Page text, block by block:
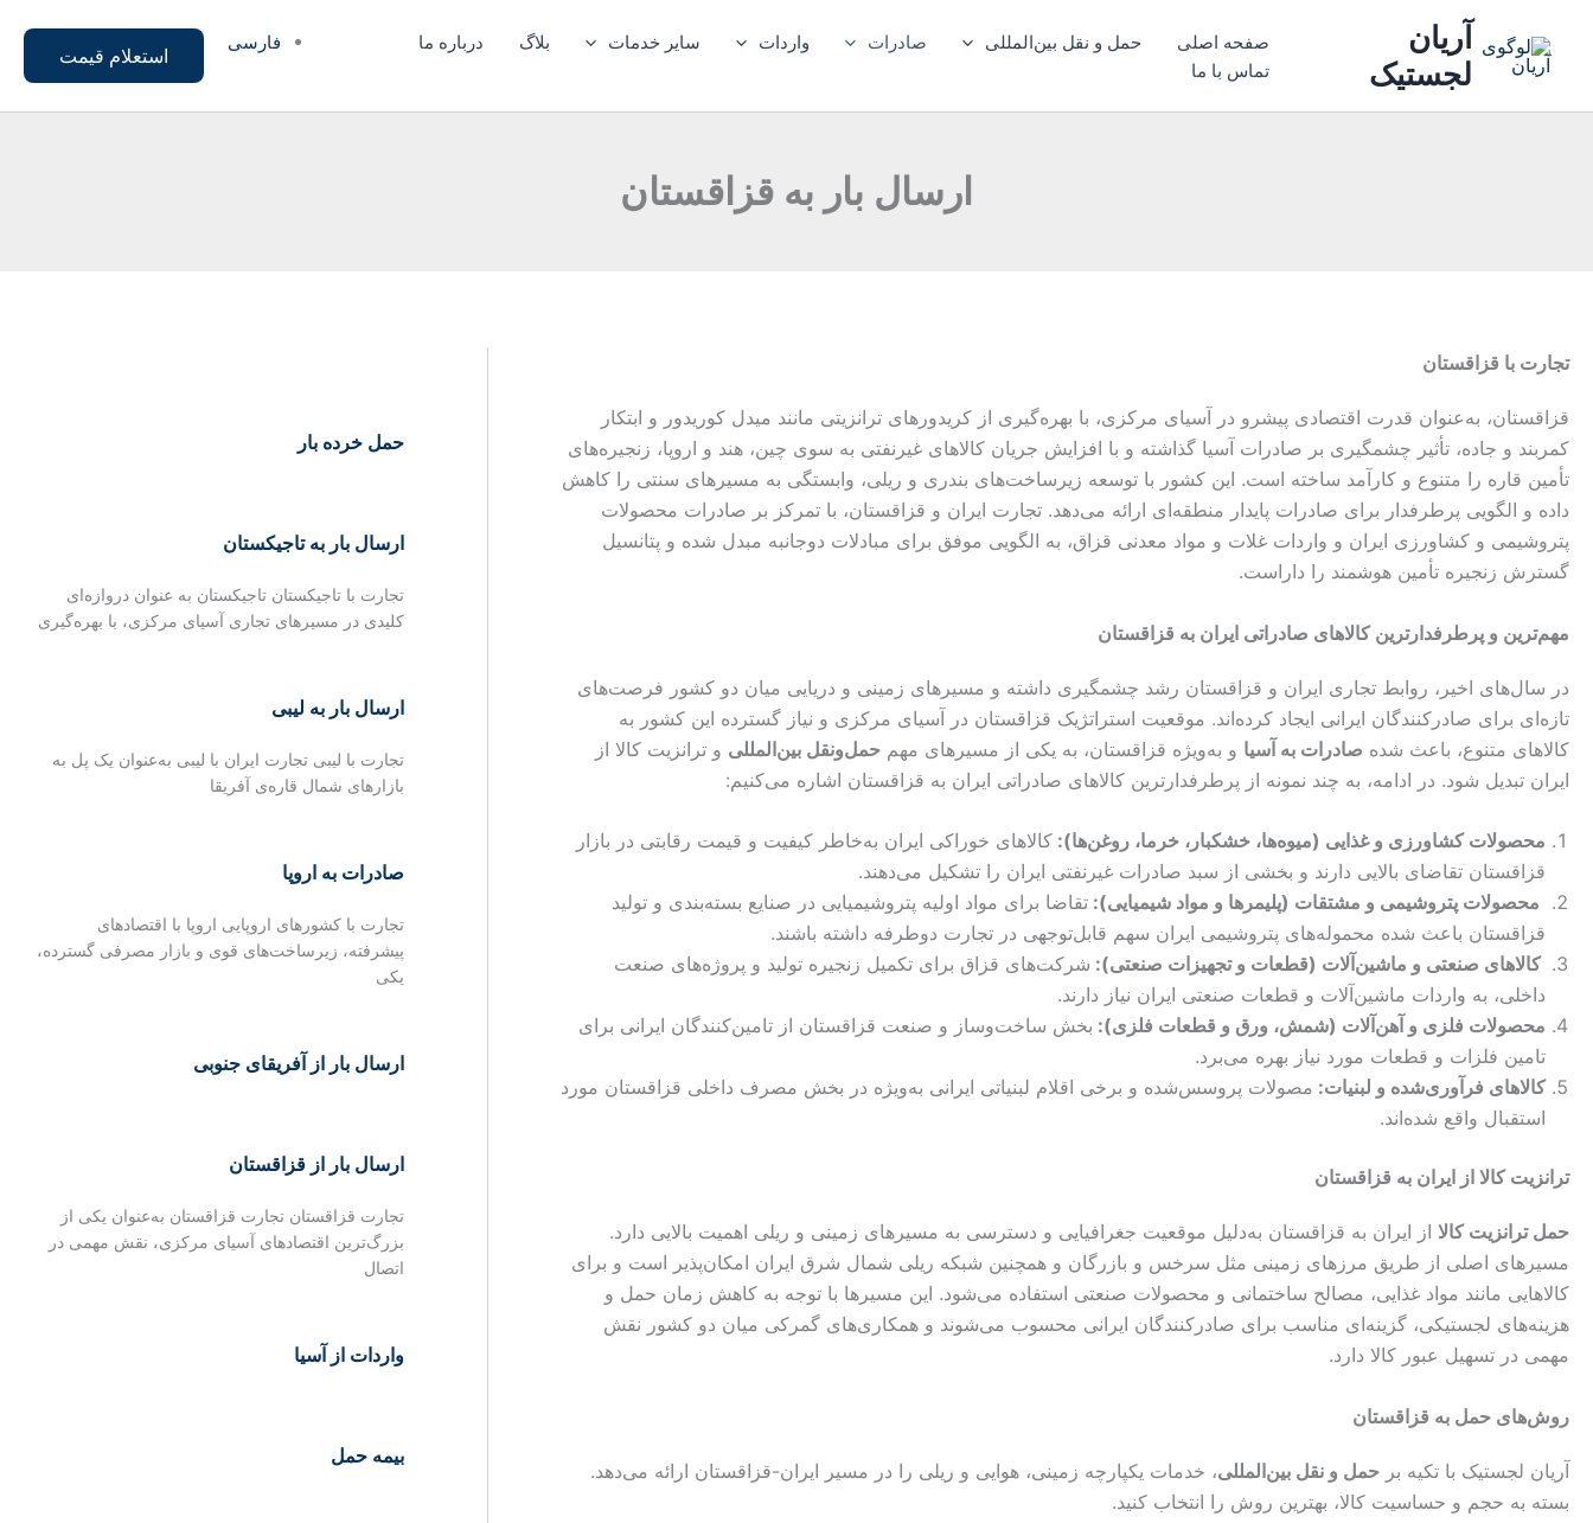
آریان
لجستیک
صفحه اصلی حمل و نقل بین‌المللی صادرات واردات سایر خدمات بلاگ
درباره ما
تماس با ما
فارسی
استعلام قیمت
ارسال بار به قزاقستان
تجارت با قزاقستان
قزاقستان، به‌عنوان قدرت اقتصادی پیشرو در آسیای مرکزی، با بهره‌گیری از کریدورهای ترانزیتی مانند میدل کوریدور و ابتکار
کمربند و جاده، تأثیر چشمگیری بر صادرات آسیا گذاشته و با افزایش جریان کالاهای غیرنفتی به سوی چین، هند و اروپا، زنجیره‌های
تأمین قاره را متنوع و کارآمد ساخته است. این کشور با توسعه زیرساخت‌های بندری و ریلی، وابستگی به مسیرهای سنتی را کاهش
داده و الگویی پرطرفدار برای صادرات پایدار منطقه‌ای ارائه می‌دهد. تجارت ایران و قزاقستان، با تمرکز بر صادرات محصولات
پتروشیمی و کشاورزی ایران و واردات غلات و مواد معدنی قزاق، به الگویی موفق برای مبادلات دوجانبه مبدل شده و پتانسیل
گسترش زنجیره تأمین هوشمند را داراست.
مهم‌ترین و پرطرفدارترین کالاهای صادراتی ایران به قزاقستان
در سال‌های اخیر، روابط تجاری ایران و قزاقستان رشد چشمگیری داشته و مسیرهای زمینی و دریایی میان دو کشور فرصت‌های
تازه‌ای برای صادرکنندگان ایرانی ایجاد کرده‌اند. موقعیت استراتژیک قزاقستان در آسیای مرکزی و نیاز گسترده این کشور به
کالاهای متنوع، باعث شده صادرات به آسیا و به‌ویژه قزاقستان، به یکی از مسیرهای مهم حمل‌ونقل بین‌المللی و ترانزیت کالا از
ایران تبدیل شود. در ادامه، به چند نمونه از پرطرفدارترین کالاهای صادراتی ایران به قزاقستان اشاره می‌کنیم:
محصولات کشاورزی و غذایی (میوه‌ها، خشکبار، خرما، روغن‌ها): کالاهای خوراکی ایران به‌خاطر کیفیت و قیمت رقابتی در بازار
قزاقستان تقاضای بالایی دارند و بخشی از سبد صادرات غیرنفتی ایران را تشکیل می‌دهند.
محصولات پتروشیمی و مشتقات (پلیمرها و مواد شیمیایی): تقاضا برای مواد اولیه پتروشیمیایی در صنایع بسته‌بندی و تولید
قزاقستان باعث شده محموله‌های پتروشیمی ایران سهم قابل‌توجهی در تجارت دوطرفه داشته باشند.
کالاهای صنعتی و ماشین‌آلات (قطعات و تجهیزات صنعتی): شرکت‌های قزاق برای تکمیل زنجیره تولید و پروژه‌های صنعت
داخلی، به واردات ماشین‌آلات و قطعات صنعتی ایران نیاز دارند.
محصولات فلزی و آهن‌آلات (شمش، ورق و قطعات فلزی): بخش ساخت‌وساز و صنعت قزاقستان از تامین‌کنندگان ایرانی برای
تامین فلزات و قطعات مورد نیاز بهره می‌برد.
کالاهای فرآوری‌شده و لبنیات: مصولات پروسس‌شده و برخی اقلام لبنیاتی ایرانی به‌ویژه در بخش مصرف داخلی قزاقستان مورد
استقبال واقع شده‌اند.
ترانزیت کالا از ایران به قزاقستان
حمل ترانزیت کالا از ایران به قزاقستان به‌دلیل موقعیت جغرافیایی و دسترسی به مسیرهای زمینی و ریلی اهمیت بالایی دارد.
مسیرهای اصلی از طریق مرزهای زمینی مثل سرخس و بازرگان و همچنین شبکه ریلی شمال شرق ایران امکان‌پذیر است و برای
کالاهایی مانند مواد غذایی، مصالح ساختمانی و محصولات صنعتی استفاده می‌شود. این مسیرها با توجه به کاهش زمان حمل و
هزینه‌های لجستیکی، گزینه‌ای مناسب برای صادرکنندگان ایرانی محسوب می‌شوند و همکاری‌های گمرکی میان دو کشور نقش
مهمی در تسهیل عبور کالا دارد.
روش‌های حمل به قزاقستان
آریان لجستیک با تکیه بر حمل و نقل بین‌المللی، خدمات یکپارچه زمینی، هوایی و ریلی را در مسیر ایران-قزاقستان ارائه می‌دهد.
بسته به حجم و حساسیت کالا، بهترین روش را انتخاب کنید.
حمل خرده بار
ارسال بار به تاجیکستان
تجارت با تاجیکستان تاجیکستان به عنوان دروازه‌ای
کلیدی در مسیرهای تجاری آسیای مرکزی، با بهره‌گیری
ارسال بار به لیبی
تجارت با لیبی تجارت ایران با لیبی به‌عنوان یک پل به
بازارهای شمال قاره‌ی آفریقا
صادرات به اروپا
تجارت با کشورهای اروپایی اروپا با اقتصادهای
پیشرفته، زیرساخت‌های قوی و بازار مصرفی گسترده،
یکی
ارسال بار از آفریقای جنوبی
ارسال بار از قزاقستان
تجارت قزاقستان تجارت قزاقستان به‌عنوان یکی از
بزرگ‌ترین اقتصادهای آسیای مرکزی، نقش مهمی در
اتصال
واردات از آسیا
بیمه حمل